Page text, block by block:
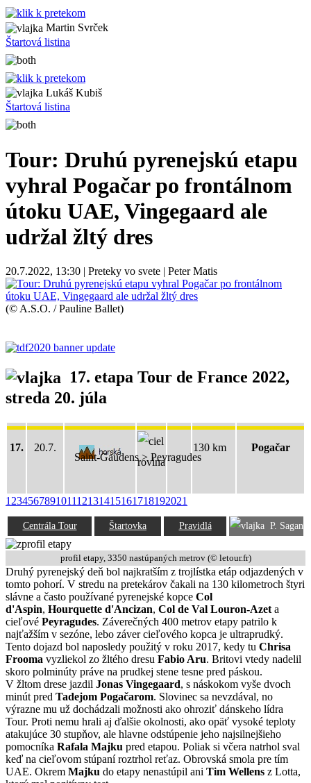
Martin Svrček
Štartová listina
Lukáš Kubiš
Štartová listina
Tour: Druhú pyrenejskú etapu
vyhral Pogačar po frontálnom
útoku UAE, Vingegaard ale
udržal žltý dres
20.7.2022, 13:30 | Preteky vo svete | Peter Matis
(© A.S.O. / Pauline Ballet)
17. etapa Tour de France 2022,
streda 20. júla
17.
20.7.
Saint-Gaudens > Peyragudes
130 km Pogačar
1 23456789101112131415161718192021
Centrála Tour Štartovka Pravidlá P. Sagan
profil etapy, 3350 nastúpaných metrov (© letour.fr)
Druhý pyrenejský deň bol najkratším z trojlístka etáp odjazdených v
tomto pohorí. V stredu na pretekárov čakali na 130 kilometroch štyri
slávne a často používané pyrenejské kopce Col
d'Aspin, Hourquette d'Ancizan, Col de Val Louron-Azet a
cieľové Peyragudes. Záverečných 400 metrov etapy patrilo k
najťažším v sezóne, lebo záver cieľového kopca je ultraprudký.
Tento dojazd bol naposledy použitý v roku 2017, kedy tu Chrisa
Frooma vyzliekol zo žltého dresu Fabio Aru. Britovi vtedy nadelil
skoro polminúty práve na prudkej stene tesne pred páskou.
V žltom drese jazdil Jonas Vingegaard, s náskokom vyše dvoch
minút pred Tadejom Pogačarom. Slovinec sa nevzdával, no
výrazne mu už dochádzali možnosti ako ohroziť dánskeho lídra
Tour. Proti nemu hrali aj ďalšie okolnosti, ako opäť vysoké teploty
atakujúce 30 stupňov, ale hlavne odstúpenie jeho najsilnejšieho
pomocníka Rafala Majku pred etapou. Poliak si včera natrhol sval
keď na cieľovom stúpaní roztrhol reťaz. Obrovská smola pre tím
UAE. Okrem Majku do etapy nenastúpil ani Tim Wellens z Lotta,